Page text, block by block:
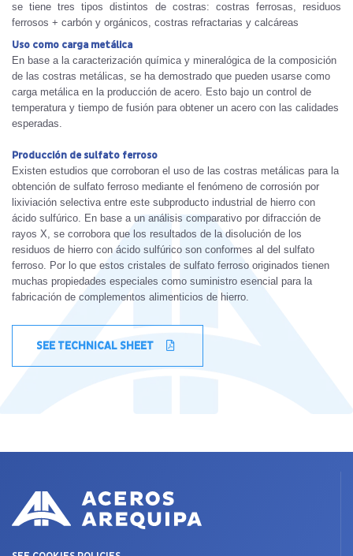
se tiene tres tipos distintos de costras: costras ferrosas, residuos
ferrosos + carbón y orgánicos, costras refractarias y calcáreas
Uso como carga metálica
En base a la caracterización química y mineralógica de la composición
de las costras metálicas, se ha demostrado que pueden usarse como
carga metálica en la producción de acero. Esto bajo un control de
temperatura y tiempo de fusión para obtener un acero con las calidades
esperadas.
Producción de sulfato ferroso
Existen estudios que corroboran el uso de las costras metálicas para la
obtención de sulfato ferroso mediante el fenómeno de corrosión por
lixiviación selectiva entre este subproducto industrial de hierro con
ácido sulfúrico. En base a un análisis comparativo por difracción de
rayos X, se corrobora que los resultados de la disolución de los
residuos de hierro con ácido sulfúrico son conformes al del sulfato
ferroso. Por lo que estos cristales de sulfato ferroso originados tienen
muchas propiedades especiales como suministro esencial para la
fabricación de complementos alimenticios de hierro.
SEE TECHNICAL SHEET